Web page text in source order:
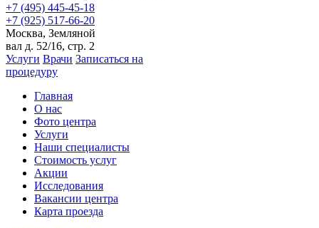
+7 (495) 445-45-18
+7 (925) 517-66-20
Москва, Земляной
вал д. 52/16, стр. 2
Услуги Врачи Записаться на
процедуру
Главная
О нас
Фото центра
Услуги
Наши специалисты
Стоимость услуг
Акции
Исследования
Вакансии центра
Карта проезда